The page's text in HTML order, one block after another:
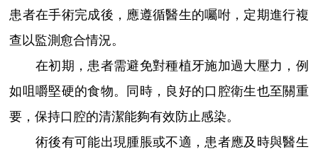
患者在手術完成後，應遵循醫生的囑咐，定期進行複
查以監測愈合情況。
在初期，患者需避免對種植牙施加過大壓力，例
如咀嚼堅硬的食物。同時，良好的口腔衛生也至關重
要，保持口腔的清潔能夠有效防止感染。
術後有可能出現腫脹或不適，患者應及時與醫生